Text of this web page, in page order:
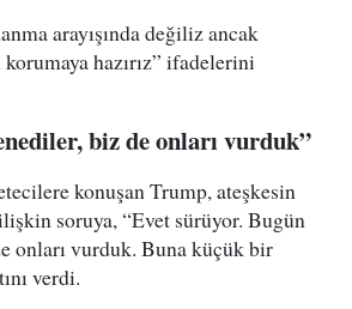
arayışında değiliz ancak
hazırız” ifadelerini
biz de onları vurduk”
konuşan Trump, ateşkesin
soruya, “Evet sürüyor. Bugün
onları vurduk. Buna küçük bir
verdi.